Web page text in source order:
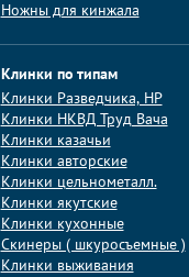
Ножны для кинжала
Клинки по типам
Клинки Pазведчика, НP
Клинки НКВД Труд Вача
Клинки казачьи
Клинки авторские
Клинки цельнометалл.
Клинки якутские
Клинки кухонные
Скинеры ( шкуросъемные )
Клинки выживания